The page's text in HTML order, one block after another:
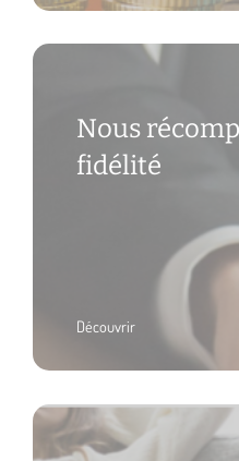
Nous
fidélité
Découvrir